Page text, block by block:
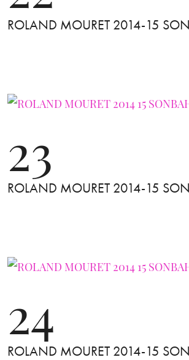
ROLAND MOURET 2014-15
23
ROLAND MOURET 2014-15
24
ROLAND MOURET 2014-15